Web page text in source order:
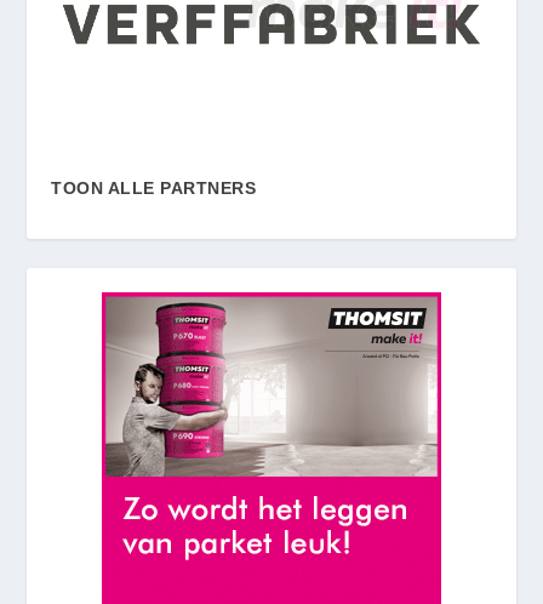
TOON ALLE PARTNERS